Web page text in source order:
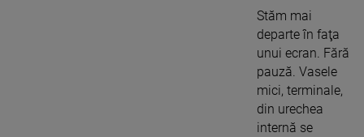
Stăm mai
departe în faţa
unui ecran. Fără
pauză. Vasele
mici, terminale,
din urechea
internă se